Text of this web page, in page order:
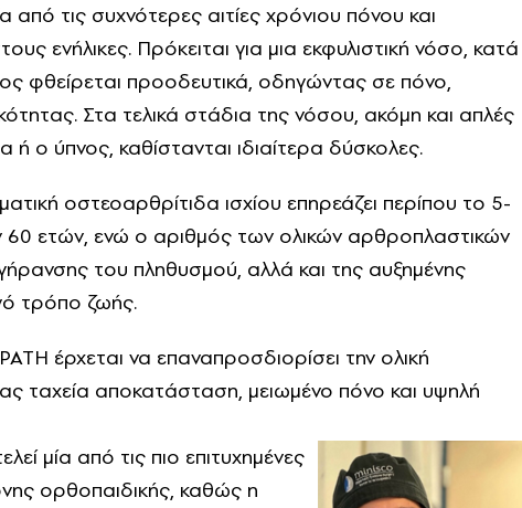
από τις συχνότερες αιτίες χρόνιου πόνου και
ενήλικες. Πρόκειται για μια εκφυλιστική νόσο, κατά
φθείρεται προοδευτικά, οδηγώντας σε πόνο,
Στα τελικά στάδια της νόσου, ακόμη και απλές
ο ύπνος, καθίστανται ιδιαίτερα δύσκολες.
οστεοαρθρίτιδα ισχίου επηρεάζει περίπου το 5-
60 ετών, ενώ ο αριθμός των ολικών αρθροπλαστικών
του πληθυσμού, αλλά και της αυξημένης
τρόπο ζωής.
έρχεται να επαναπροσδιορίσει την ολική
ταχεία αποκατάσταση, μειωμένο πόνο και υψηλή
μία από τις πιο επιτυχημένες
ορθοπαιδικής, καθώς η